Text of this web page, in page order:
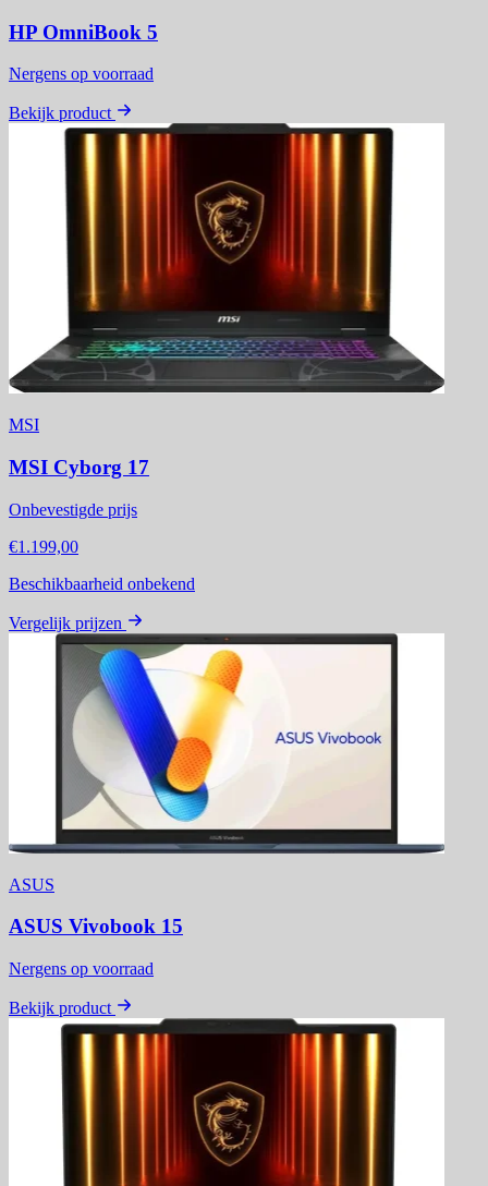
HP OmniBook 5
Nergens op voorraad
Bekijk product
MSI
MSI Cyborg 17
Onbevestigde prijs
€1.199,00
Beschikbaarheid onbekend
Vergelijk prijzen
ASUS
ASUS Vivobook 15
Nergens op voorraad
Bekijk product